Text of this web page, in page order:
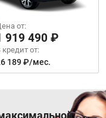
от:
919 490 ₽
кредит от:
189 ₽/мес.